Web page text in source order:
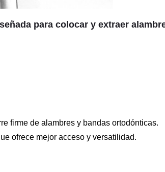
para colocar y extraer
firme de alambres y bandas ortodónticas.
ofrece mejor acceso y versatilidad.